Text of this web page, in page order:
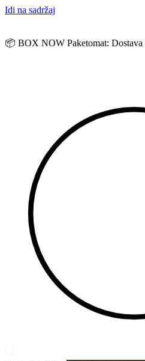
Idi na sadržaj
📦 BOX NOW Paketomat: Dostava